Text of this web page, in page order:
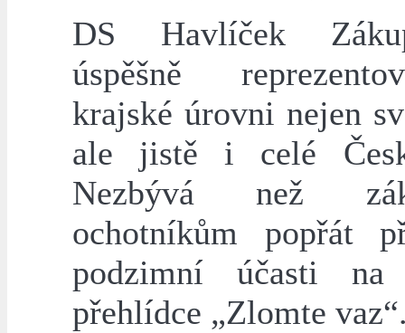
DS Havlíček
úspěšně
krajské úrovni nejen
ale jistě i celé
Nezbývá než
ochotníkům popřát
podzimní účasti na
přehlídce „Zlomte